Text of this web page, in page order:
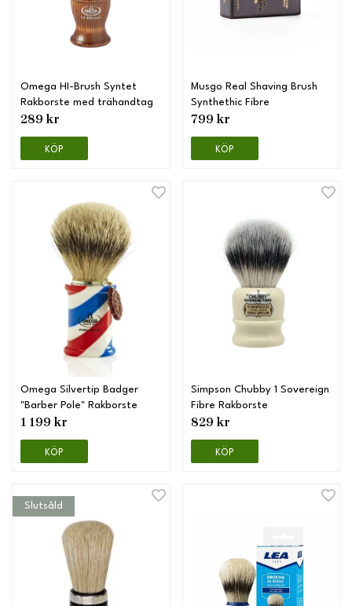
Omega HI-Brush Syntet
Rakborste med trähandtag
289 kr
KÖP
Musgo Real Shaving Brush
Synthethic Fibre
799 kr
KÖP
Omega Silvertip Badger
"Barber Pole" Rakborste
1 199 kr
KÖP
Simpson Chubby 1 Sovereign
Fibre Rakborste
829 kr
KÖP
Slutsåld